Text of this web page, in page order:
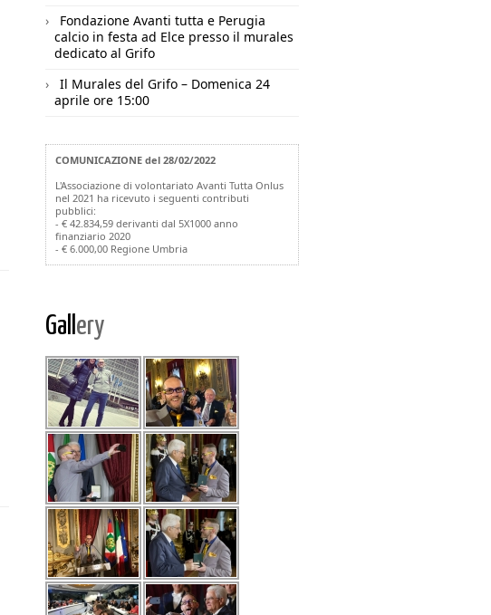
Fondazione Avanti tutta e Perugia
calcio in festa ad Elce presso il murales
dedicato al Grifo
Il Murales del Grifo – Domenica 24
aprile ore 15:00
COMUNICAZIONE del 28/02/2022
L'Associazione di volontariato Avanti Tutta Onlus
nel 2021 ha ricevuto i seguenti contributi
pubblici:
- € 42.834,59 derivanti dal 5X1000 anno
finanziario 2020
- € 6.000,00 Regione Umbria
Gall ery